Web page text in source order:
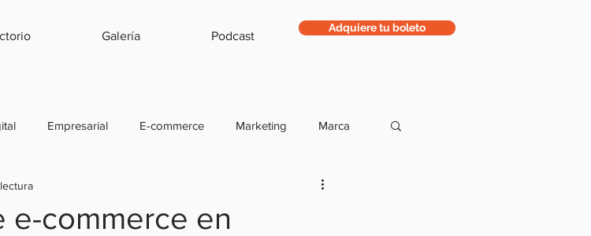
Galería Podcast
Adquiere tu boleto
Empresarial E-commerce Marketing Marca
e-commerce en